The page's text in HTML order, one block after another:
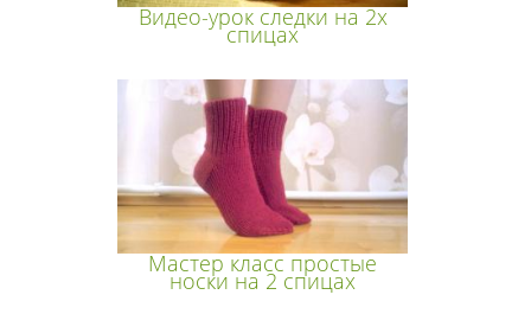
Видео-урок следки на 2х
спицах
Мастер класс простые
носки на 2 спицах